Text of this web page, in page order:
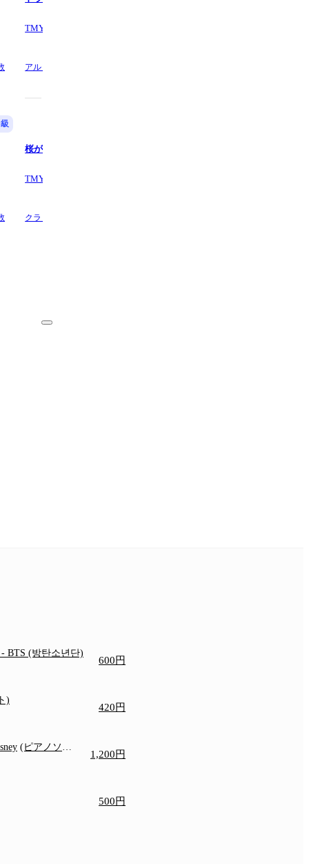
TMYA-SAX CHANNEL
アルトサクソフォンの他1,
桜が降る夜は (Bb) - あいみょん
TMYA-SAX CHANNEL
クラリネットの他3,
- BTS (방탄소년단)
600円
)
420円
(ピアノソロ/
1,200円
500円